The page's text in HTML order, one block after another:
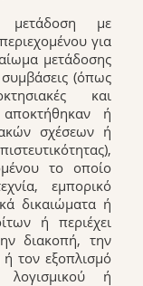
με
για
μετάδοσης
(όπως
και
αποκτήθηκαν ή
σχέσεων ή
το οποίο
εμπορικό
δικαιώματα ή
ή περιέχει
διακοπή, την
τον εξοπλισμό
λογισμικού ή